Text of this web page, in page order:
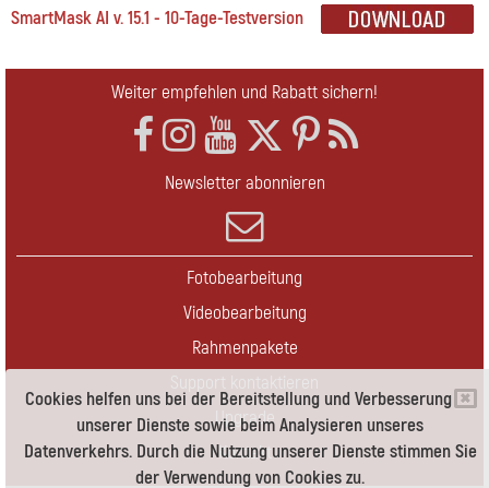
Cookies helfen uns bei der Bereitstellung und Verbesserung
unserer Dienste sowie beim Analysieren unseres
Datenverkehrs. Durch die Nutzung unserer Dienste stimmen Sie
der Verwendung von Cookies zu.
SmartMask AI v. 15.1 - 10-Tage-Testversion
Weiter empfehlen und Rabatt sichern!
Newsletter abonnieren
Fotobearbeitung
Videobearbeitung
Rahmenpakete
Upgrade
Kontakt